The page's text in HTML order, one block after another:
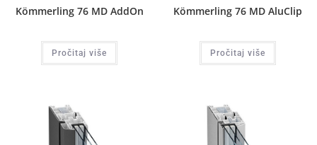
Kömmerling 76 MD AddOn
Pročitaj više
Kömmerling 76 MD AluClip
Pročitaj više